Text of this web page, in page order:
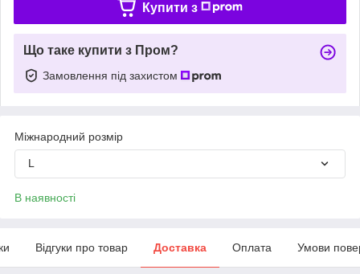
Купити з
Що таке купити з Пром?
Замовлення під захистом
Міжнародний розмір
L
В наявності
Відгуки про товар Доставка Оплата Умови